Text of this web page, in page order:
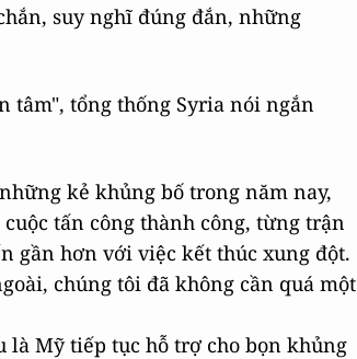
suy nghĩ đúng đắn, những
tâm", tổng thống Syria nói ngắn
kẻ khủng bố trong năm nay,
tấn công thành công, từng trận
gần hơn với việc kết thúc xung đột.
chúng tôi đã không cần quá một
là Mỹ tiếp tục hỗ trợ cho bọn khủng